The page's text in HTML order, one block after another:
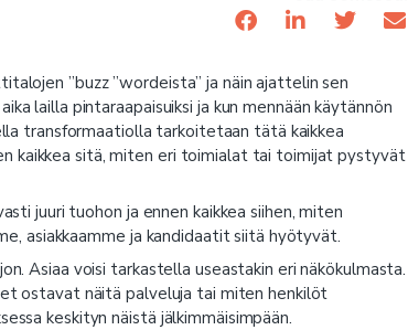
”buzz ”wordeista” ja näin ajattelin sen
lailla pintaraapaisuiksi ja kun mennään käytännön
transformaatiolla tarkoitetaan tätä kaikkea
kaikkea sitä, miten eri toimialat tai toimijat pystyvät
juuri tuohon ja ennen kaikkea siihen, miten
asiakkaamme ja kandidaatit siitä hyötyvät.
Asiaa voisi tarkastella useastakin eri näkökulmasta.
ostavat näitä palveluja tai miten henkilöt
keskityn näistä jälkimmäisimpään.